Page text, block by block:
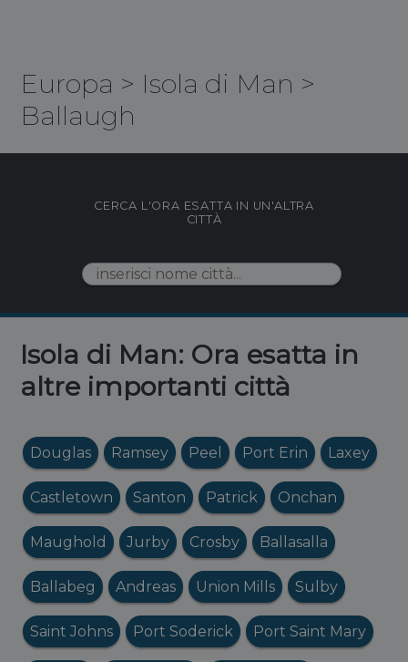
Europa > Isola di Man >
Ballaugh
CERCA L'ORA ESATTA IN UN'ALTRA
CITTÀ
Isola di Man: Ora esatta in
altre importanti città
Douglas Ramsey Peel Port Erin Laxey
Castletown Santon Patrick Onchan
Maughold Jurby Crosby Ballasalla
Ballabeg Andreas Union Mills Sulby
Saint Johns Port Soderick Port Saint Mary